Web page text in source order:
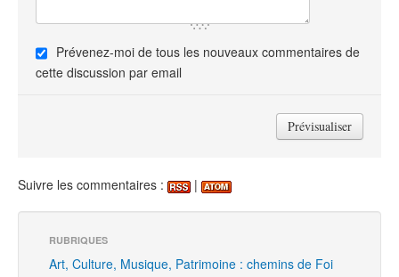
Prévenez-moi de tous les nouveaux commentaires de
cette discussion par email
Suivre les commentaires : |
RUBRIQUES
Art, Culture, Musique, Patrimoine : chemins de Foi